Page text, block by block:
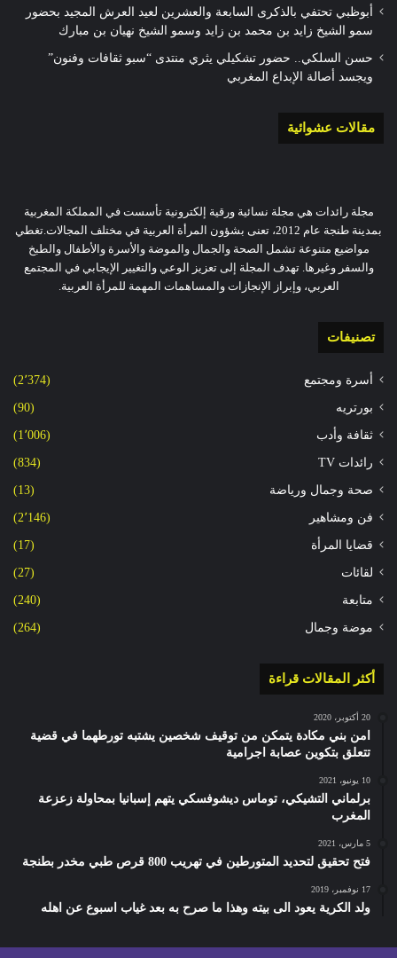
أبوظبي تحتفي بالذكرى السابعة والعشرين لعيد العرش المجيد بحضور
سمو الشيخ زايد بن محمد بن زايد وسمو الشيخ نهيان بن مبارك
حسن السلكي.. حضور تشكيلي يثري منتدى “سبو ثقافات وفنون”
ويجسد أصالة الإبداع المغربي
مقالات عشوائية
مجلة رائدات هي مجلة نسائية ورقية إلكترونية تأسست في المملكة المغربية
بمدينة طنجة عام 2012، تعنى بشؤون المرأة العربية في مختلف المجالات.تغطي
مواضيع متنوعة تشمل الصحة والجمال والموضة والأسرة والأطفال والطبخ
والسفر وغيرها. تهدف المجلة إلى تعزيز الوعي والتغيير الإيجابي في المجتمع
العربي، وإبراز الإنجازات والمساهمات المهمة للمرأة العربية.
تصنيفات
أسرة ومجتمع (2٬374)
بورتريه (90)
ثقافة وأدب (1٬006)
رائدات TV (834)
صحة وجمال ورياضة (13)
فن ومشاهير (2٬146)
قضايا المرأة (17)
لقائات (27)
متابعة (240)
موضة وجمال (264)
أكثر المقالات قراءة
20 أكتوبر، 2020
امن بني مكادة يتمكن من توقيف شخصين يشتبه تورطهما في قضية
تتعلق بتكوين عصابة اجرامية
10 يونيو، 2021
برلماني التشيكي، توماس ديشوفسكي يتهم إسبانيا بمحاولة زعزعة
المغرب
5 مارس، 2021
فتح تحقيق لتحديد المتورطين في تهريب 800 قرص طبي مخدر بطنجة
17 نوفمبر، 2019
ولد الكرية يعود الى بيته وهذا ما صرح به بعد غياب اسبوع عن اهله